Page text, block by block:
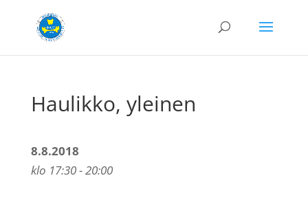
Haulikko, yleinen
8.8.2018
klo 17:30 - 20:00